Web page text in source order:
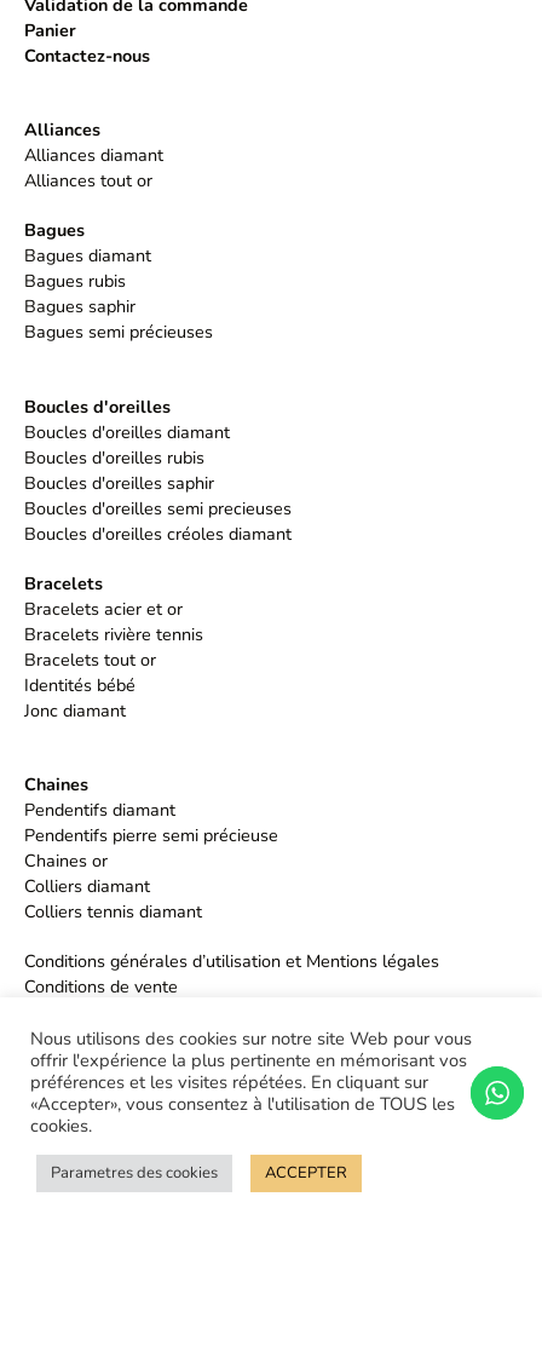
Validation de la commande
Panier
Contactez-nous
Alliances
Alliances diamant
Alliances tout or
Bagues
Bagues diamant
Bagues rubis
Bagues saphir
Bagues semi précieuses
Boucles d'oreilles
Boucles d'oreilles diamant
Boucles d'oreilles rubis
Boucles d'oreilles saphir
Boucles d'oreilles semi precieuses
Boucles d'oreilles créoles diamant
Bracelets
Bracelets acier et or
Bracelets rivière tennis
Bracelets tout or
Identités bébé
Jonc diamant
Chaines
Pendentifs diamant
Pendentifs pierre semi précieuse
Chaines or
Colliers diamant
Colliers tennis diamant
Conditions générales d’utilisation et Mentions légales
Conditions de vente
Nous utilisons des cookies sur notre site Web pour vous
offrir l'expérience la plus pertinente en mémorisant vos
préférences et les visites répétées. En cliquant sur
«Accepter», vous consentez à l'utilisation de TOUS les
cookies.
Parametres des cookies ACCEPTER